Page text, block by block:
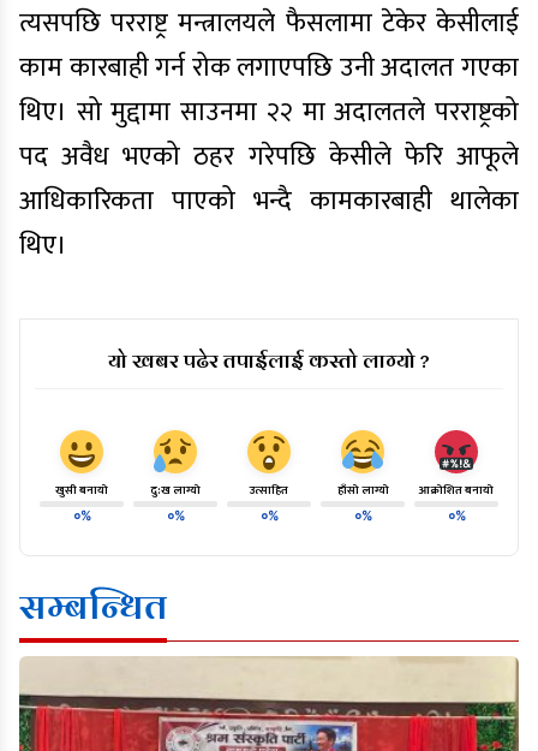
त्यसपछि परराष्ट्र मन्त्रालयले फैसलामा टेकेर केसीलाई
काम कारबाही गर्न रोक लगाएपछि उनी अदालत गएका
थिए। सो मुद्दामा साउनमा २२ मा अदालतले परराष्ट्रको
पद अवैध भएको ठहर गरेपछि केसीले फेरि आफूले
आधिकारिकता पाएको भन्दै कामकारबाही थालेका
थिए।
यो खबर पढेर तपाईलाई कस्तो लाग्यो ?
खुसी बनायो
०%
दु:ख लाग्यो
०%
उत्साहित
०%
हाँसो लाग्यो
०%
आक्रोशित बनायो
०%
सम्बन्धित